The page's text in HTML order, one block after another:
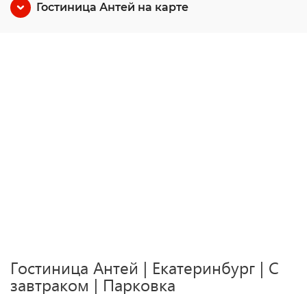
Гостиница Антей на карте
Гостиница Антей | Екатеринбург | С
завтраком | Парковка